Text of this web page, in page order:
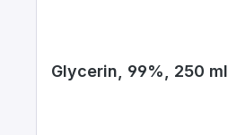
Glycerin, 99%, 250 ml